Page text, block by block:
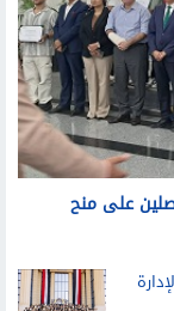
على منح